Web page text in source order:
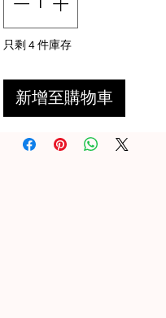
只剩 4 件庫存
新增至購物車